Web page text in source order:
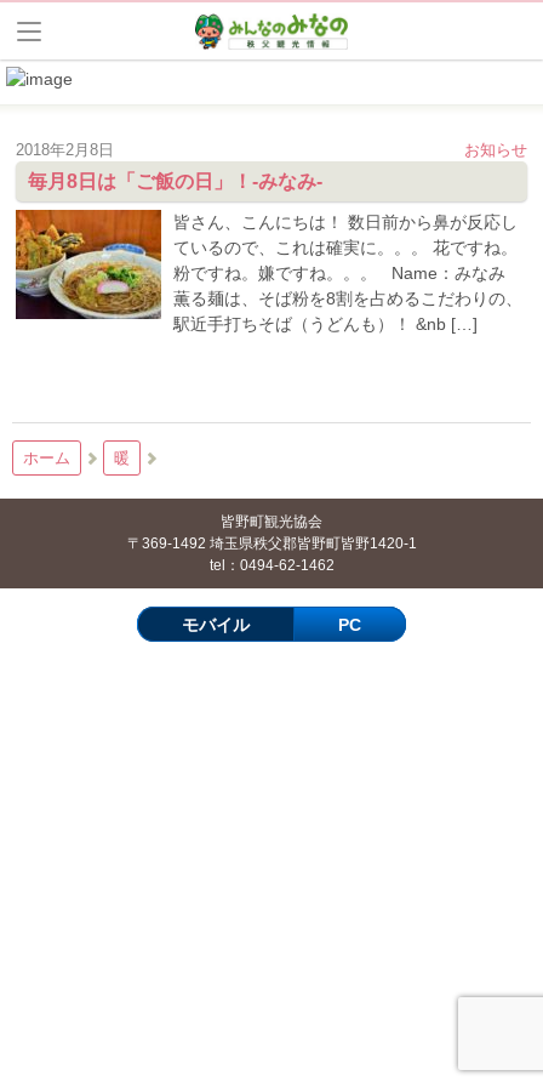
お知らせ
2018年2月8日
毎月8日は「ご飯の日」！-みなみ-
皆さん、こんにちは！ 数日前から鼻が反応し
ているので、これは確実に。。。 花ですね。
粉ですね。嫌ですね。。。 Name：みなみ
薫る麺は、そば粉を8割を占めるこだわりの、
駅近手打ちそば（うどんも）！ &nb […]
ホーム 暖
皆野町観光協会
〒369-1492 埼玉県秩父郡皆野町皆野1420-1
tel：0494-62-1462
モバイル PC